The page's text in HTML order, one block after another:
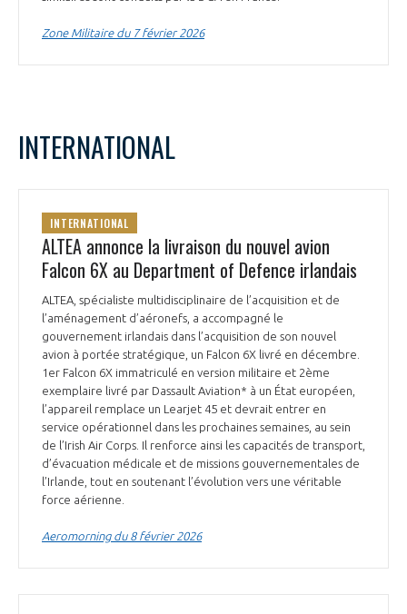
Zone Militaire du 7 février 2026
INTERNATIONAL
INTERNATIONAL
ALTEA annonce la livraison du nouvel avion
Falcon 6X au Department of Defence irlandais
ALTEA, spécialiste multidisciplinaire de l’acquisition et de
l’aménagement d’aéronefs, a accompagné le
gouvernement irlandais dans l’acquisition de son nouvel
avion à portée stratégique, un Falcon 6X livré en décembre.
1er Falcon 6X immatriculé en version militaire et 2ème
exemplaire livré par Dassault Aviation* à un État européen,
l’appareil remplace un Learjet 45 et devrait entrer en
service opérationnel dans les prochaines semaines, au sein
de l’Irish Air Corps. Il renforce ainsi les capacités de transport,
d’évacuation médicale et de missions gouvernementales de
l’Irlande, tout en soutenant l’évolution vers une véritable
force aérienne.
Aeromorning du 8 février 2026